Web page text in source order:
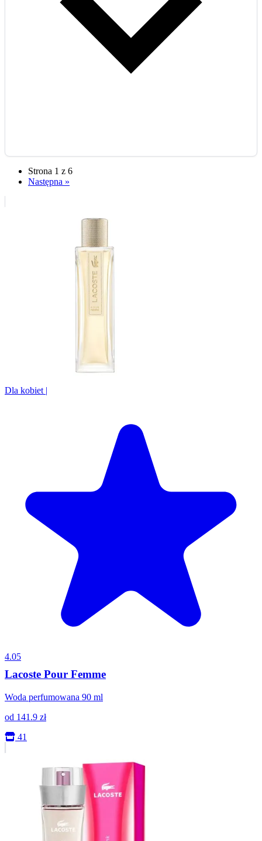
Strona 1 z 6
Następna »
Dla kobiet |
4.05
Lacoste Pour Femme
Woda perfumowana 90 ml
od 141.9 zł
41